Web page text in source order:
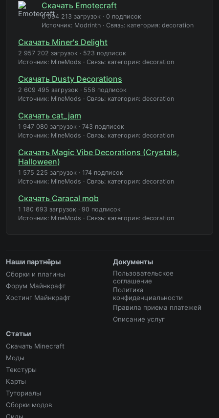
Скачать Emotecraft
6 094 213 загрузок · 0 подписок
Источник: Modrinth · Связь: категория: decoration
Скачать Miner's Delight
2 957 202 загрузок · 523 подписок
Источник: MineMods · Связь: категория: decoration
Скачать Dusty Decorations
2 609 495 загрузок · 556 подписок
Источник: MineMods · Связь: категория: decoration
Скачать cat_jam
1 947 080 загрузок · 743 подписок
Источник: MineMods · Связь: категория: decoration
Скачать Magic Vibe Decorations (Crystals,
Halloween)
1 575 225 загрузок · 174 подписок
Источник: MineMods · Связь: категория: decoration
Скачать Caracal mob
1 180 693 загрузок · 90 подписок
Источник: MineMods · Связь: категория: decoration
Наши партнёры
Сборки и плагины
Форум Майнкрафт
Хостинг Майнкрафт
Документы
Пользовательское
соглашение
Политика
конфиденциальности
Правила приема платежей
Описание услуг
Статьи
Скачать Minecraft
Моды
Текстуры
Карты
Туториалы
Сборки модов